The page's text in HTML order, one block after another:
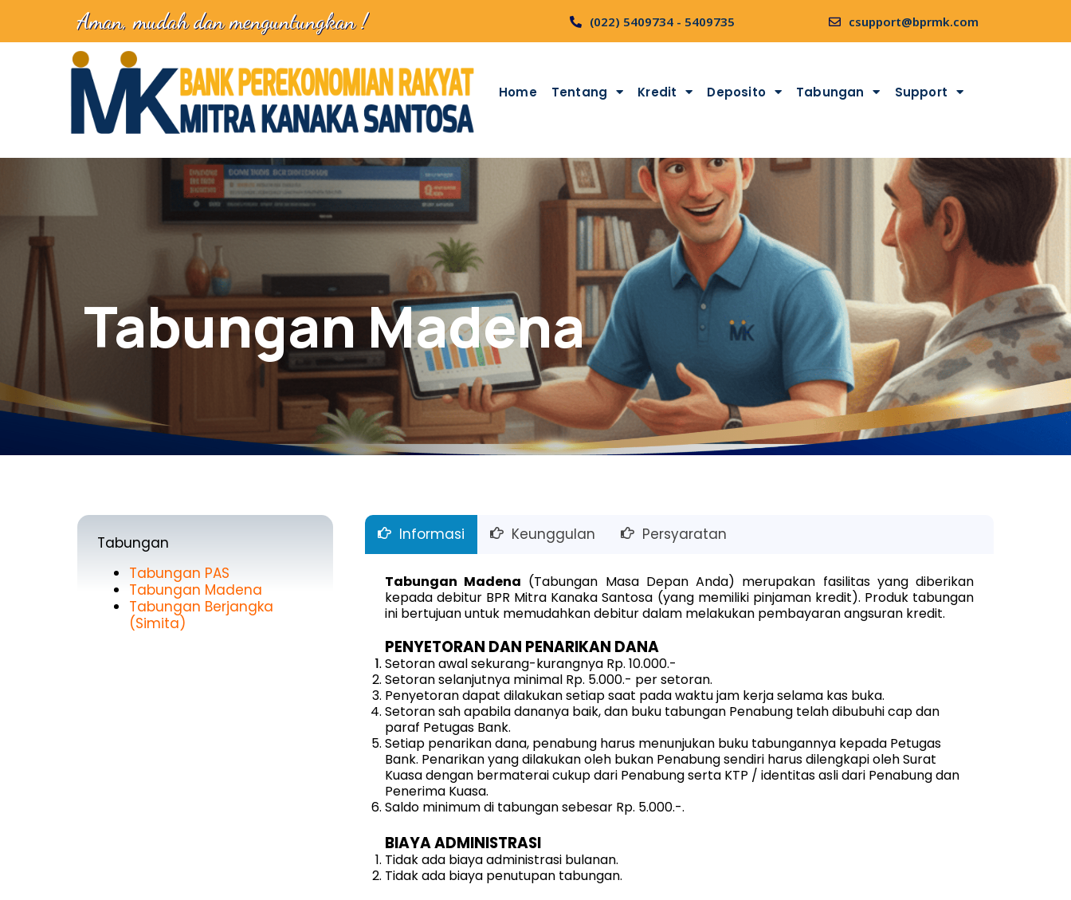
Aman, mudah dan menguntungkan ! (022) 5409734 - 5409735 csupport@bprmk.com
Home Tentang Kredit Deposito Tabungan Support
Tabungan Madena
Tabungan
Tabungan PAS
Tabungan Madena
Tabungan Berjangka
(Simita)
Informasi Keunggulan Persyaratan
Tabungan Madena (Tabungan Masa Depan Anda) merupakan fasilitas yang diberikan
kepada debitur BPR Mitra Kanaka Santosa (yang memiliki pinjaman kredit). Produk tabungan
ini bertujuan untuk memudahkan debitur dalam melakukan pembayaran angsuran kredit.
PENYETORAN DAN PENARIKAN DANA
Setoran awal sekurang-kurangnya Rp. 10.000.-
Setoran selanjutnya minimal Rp. 5.000.- per setoran.
Penyetoran dapat dilakukan setiap saat pada waktu jam kerja selama kas buka.
Setoran sah apabila dananya baik, dan buku tabungan Penabung telah dibubuhi cap dan
paraf Petugas Bank.
Setiap penarikan dana, penabung harus menunjukan buku tabungannya kepada Petugas
Bank. Penarikan yang dilakukan oleh bukan Penabung sendiri harus dilengkapi oleh Surat
Kuasa dengan bermaterai cukup dari Penabung serta KTP / identitas asli dari Penabung dan
Penerima Kuasa.
Saldo minimum di tabungan sebesar Rp. 5.000.-.
BIAYA ADMINISTRASI
Tidak ada biaya administrasi bulanan.
Tidak ada biaya penutupan tabungan.